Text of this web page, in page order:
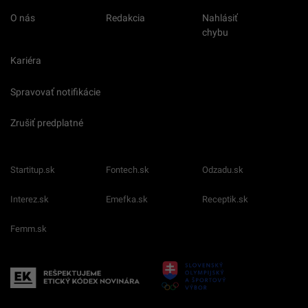
O nás Redakcia
Nahlásiť
chybu
Kariéra
Spravovať notifikácie
Zrušiť predplatné
Startitup.sk Fontech.sk Odzadu.sk
Interez.sk Emefka.sk Receptik.sk
Femm.sk